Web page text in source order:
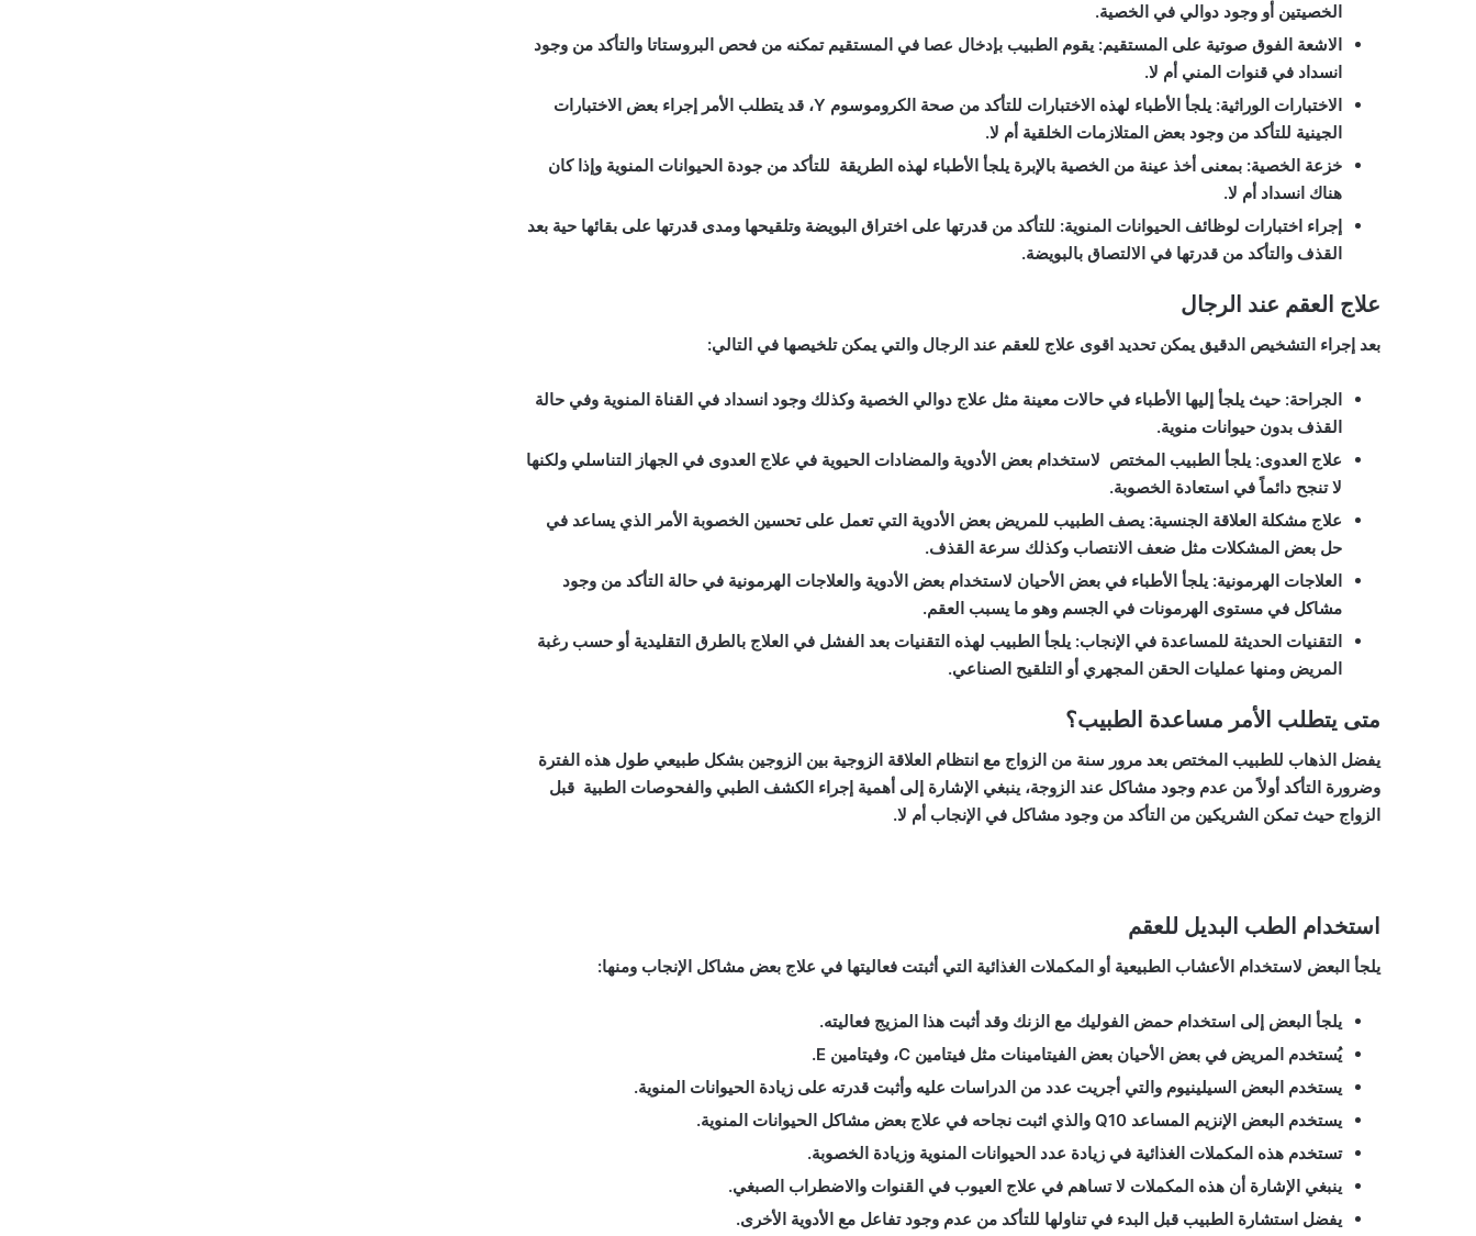
الخصيتين أو وجود دوالي في الخصية.
الاشعة الفوق صوتية على المستقيم: يقوم الطبيب بإدخال عصا في المستقيم تمكنه من فحص البروستاتا والتأكد من وجود
انسداد في قنوات المني أم لا.
الاختبارات الوراثية:
يلجأ الأطباء لهذه الاختبارات للتأكد من صحة الكروموسوم Y، قد يتطلب الأمر إجراء بعض الاختبارات
الجينية للتأكد من وجود بعض المتلازمات الخلقية أم لا.
خزعة الخصية: بمعنى أخذ عينة من الخصية بالإبرة يلجأ الأطباء لهذه الطريقة للتأكد من جودة الحيوانات المنوية وإذا كان
هناك انسداد أم لا.
إجراء اختبارات لوظائف الحيوانات المنوية: للتأكد من قدرتها على اختراق البويضة وتلقيحها ومدى قدرتها على بقائها حية بعد
القذف والتأكد من قدرتها في الالتصاق بالبويضة.
علاج العقم عند الرجال
بعد إجراء التشخيص الدقيق يمكن تحديد اقوى علاج للعقم عند الرجال والتي يمكن تلخيصها في التالي:
الجراحة: حيث يلجأ إليها الأطباء في حالات معينة مثل علاج دوالي الخصية وكذلك وجود انسداد في القناة المنوية وفي حالة
القذف بدون حيوانات منوية.
علاج العدوى: يلجأ الطبيب المختص لاستخدام بعض الأدوية والمضادات الحيوية في علاج العدوى في الجهاز التناسلي ولكنها
لا تنجح دائماً في استعادة الخصوبة.
علاج مشكلة العلاقة الجنسية: يصف الطبيب للمريض بعض الأدوية التي تعمل على تحسين الخصوبة الأمر الذي يساعد في
حل بعض المشكلات مثل ضعف الانتصاب وكذلك سرعة القذف.
العلاجات الهرمونية: يلجأ الأطباء في بعض الأحيان لاستخدام بعض الأدوية والعلاجات الهرمونية في حالة التأكد من وجود
مشاكل في مستوى الهرمونات في الجسم وهو ما يسبب العقم.
التقنيات الحديثة للمساعدة في الإنجاب: يلجأ الطبيب لهذه التقنيات بعد الفشل في العلاج بالطرق التقليدية أو حسب رغبة
المريض ومنها عمليات الحقن المجهري أو التلقيح الصناعي.
متى يتطلب الأمر مساعدة الطبيب؟
يفضل الذهاب للطبيب المختص بعد مرور سنة من الزواج مع انتظام العلاقة الزوجية بين الزوجين بشكل طبيعي طول هذه الفترة
وضرورة التأكد أولاً من عدم وجود مشاكل عند الزوجة، ينبغي الإشارة إلى أهمية إجراء الكشف الطبي والفحوصات الطبية قبل
الزواج حيث تمكن الشريكين من التأكد من وجود مشاكل في الإنجاب أم لا.
استخدام الطب البديل للعقم
يلجأ البعض لاستخدام الأعشاب الطبيعية أو المكملات الغذائية التي أثبتت فعاليتها في علاج بعض مشاكل الإنجاب ومنها:
يلجأ البعض إلى استخدام حمض الفوليك مع الزنك وقد أثبت هذا المزيج فعاليته.
يُستخدم المريض في بعض الأحيان بعض الفيتامينات مثل فيتامين C، وفيتامين E.
يستخدم البعض السيلينيوم والتي أجريت عدد من الدراسات عليه وأثبت قدرته على زيادة الحيوانات المنوية.
يستخدم البعض الإنزيم المساعد Q10 والذي اثبت نجاحه في علاج بعض مشاكل الحيوانات المنوية.
تستخدم هذه المكملات الغذائية في زيادة عدد الحيوانات المنوية وزيادة الخصوبة.
ينبغي الإشارة أن هذه المكملات لا تساهم في علاج العيوب في القنوات والاضطراب الصبغي.
يفضل استشارة الطبيب قبل البدء في تناولها للتأكد من عدم وجود تفاعل مع الأدوية الأخرى.